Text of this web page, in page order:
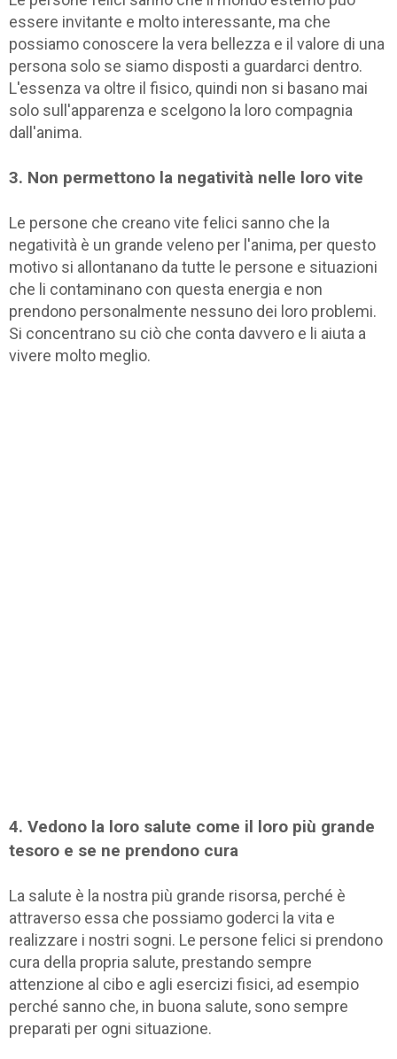
essere invitante e molto interessante, ma che
possiamo conoscere la vera bellezza e il valore di una
persona solo se siamo disposti a guardarci dentro.
L'essenza va oltre il fisico, quindi non si basano mai
solo sull'apparenza e scelgono la loro compagnia
dall'anima.
3. Non permettono la negatività nelle loro vite
Le persone che creano vite felici sanno che la
negatività è un grande veleno per l'anima, per questo
motivo si allontanano da tutte le persone e situazioni
che li contaminano con questa energia e non
prendono personalmente nessuno dei loro problemi.
Si concentrano su ciò che conta davvero e li aiuta a
vivere molto meglio.
4. Vedono la loro salute come il loro più grande
tesoro e se ne prendono cura
La salute è la nostra più grande risorsa, perché è
attraverso essa che possiamo goderci la vita e
realizzare i nostri sogni. Le persone felici si prendono
cura della propria salute, prestando sempre
attenzione al cibo e agli esercizi fisici, ad esempio
perché sanno che, in buona salute, sono sempre
preparati per ogni situazione.